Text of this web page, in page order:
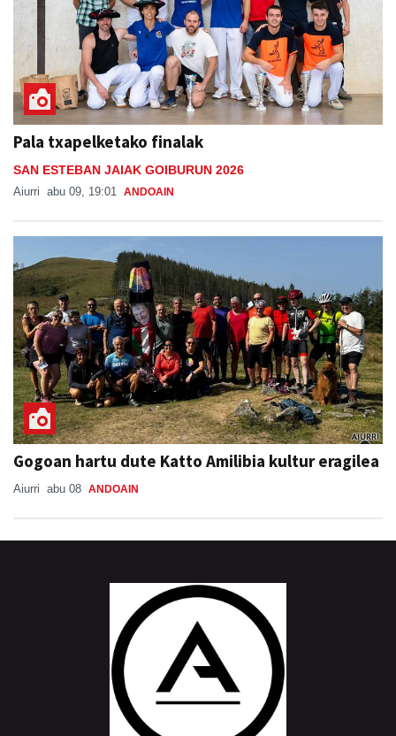
Pala txapelketako finalak
SAN ESTEBAN JAIAK GOIBURUN 2026
Aiurri abu 09, 19:01 ANDOAIN
Gogoan hartu dute Katto Amilibia kultur eragilea
Aiurri abu 08 ANDOAIN